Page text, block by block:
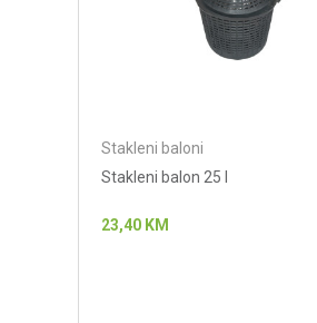
Stakleni baloni
Stakleni balon 25 l
23,40 KM